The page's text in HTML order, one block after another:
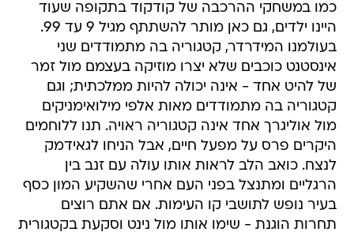
כמו במשחקי ההרכבה של קודקוד בתקופה שעוד
היינו ילדים, גם כאן מותר להשתתף מגיל 9 עד 99.
בעולמנו המידרדר, קטגוריה בה מתמודדים שני
אינסטנט כוכבים שלא יצרו מוזיקה בעצמם מול זמר
של להיט אחד - אינה יכולה להיות ממלכתית; וגם
קטגוריה בה מתמודדים מאות אלפי מילואימניקים
מול אוליגרך אחד אינה קטגוריה ראויה. תנו ללוחמים
היקרים פרס על מפעל חיים, אבל הניחו לגאידמק
לנצח. כואב הלב לראות אותו עולה עם זנב בין
הרגליים ומתנצל בפני העם אחרי שהשקיע המון כסף
בעיר נופש לתושבי קו העימות. אם אתם רוצים
תחרות הוגנת - שימו אותו מול נינט וסקעת בקטגורית